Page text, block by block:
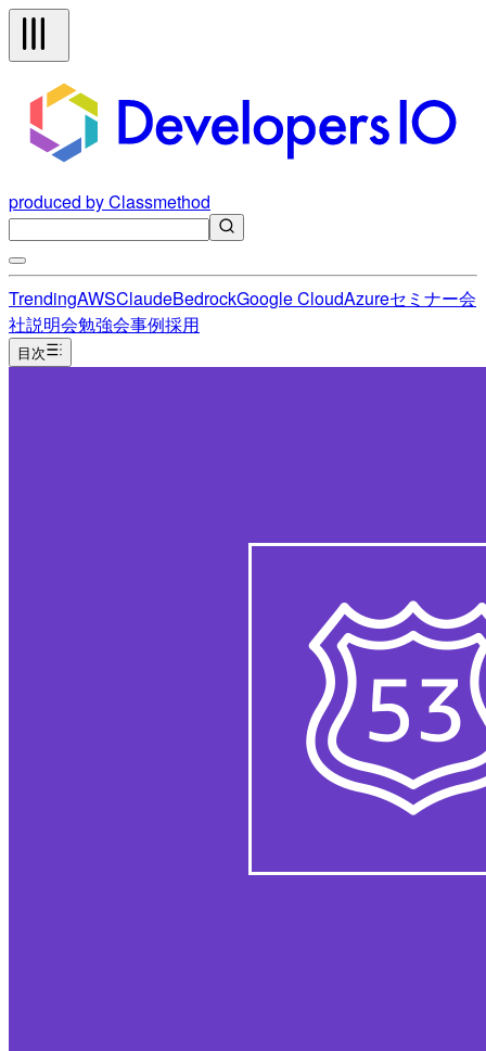
produced by Classmethod
TrendingAWSClaudeBedrockGoogle CloudAzureセミナー会
社説明会勉強会事例採用
目次